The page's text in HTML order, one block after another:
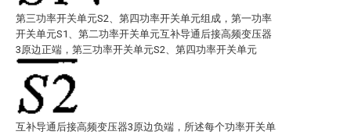
第三功率开关单元S2、第四功率开关单元组成，第一功率
开关单元S1、第二功率开关单元互补导通后接高频变压器
3原边正端，第三功率开关单元S2、第四功率开关单元
互补导通后接高频变压器3原边负端，所述每个功率开关单